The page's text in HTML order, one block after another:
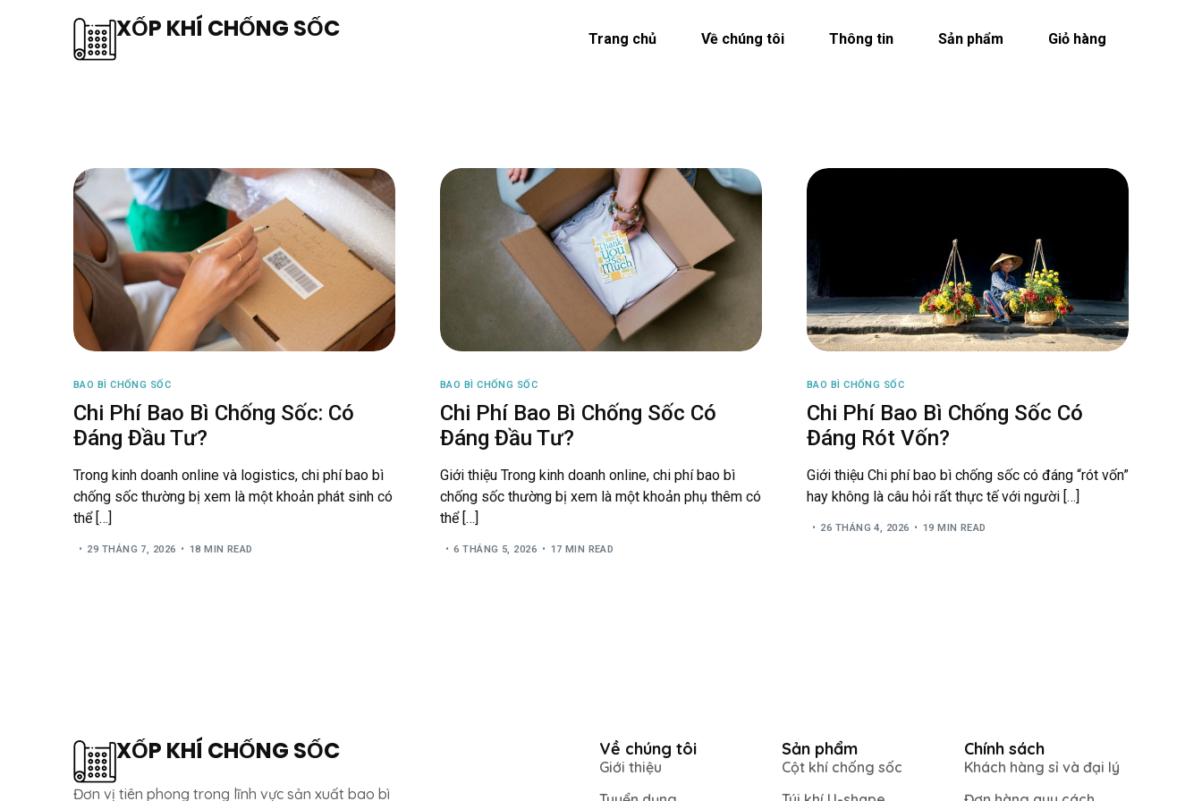
XỐP KHÍ CHỐNG SỐC Trang chủ Về chúng tôi Thông tin Sản phẩm Giỏ hàng
BAO BÌ CHỐNG SỐC
Chi Phí Bao Bì Chống Sốc: Có
Đáng Đầu Tư?
Trong kinh doanh online và logistics, chi phí bao bì
chống sốc thường bị xem là một khoản phát sinh có
thể […]
29 THÁNG 7, 2026 18 MIN READ
BAO BÌ CHỐNG SỐC
Chi Phí Bao Bì Chống Sốc Có
Đáng Đầu Tư?
Giới thiệu Trong kinh doanh online, chi phí bao bì
chống sốc thường bị xem là một khoản phụ thêm có
thể […]
6 THÁNG 5, 2026 17 MIN READ
BAO BÌ CHỐNG SỐC
Chi Phí Bao Bì Chống Sốc Có
Đáng Rót Vốn?
Giới thiệu Chi phí bao bì chống sốc có đáng “rót vốn”
hay không là câu hỏi rất thực tế với người […]
26 THÁNG 4, 2026 19 MIN READ
XỐP KHÍ CHỐNG SỐC
Đơn vị tiên phong trong lĩnh vực sản xuất bao bì
Về chúng tôi
Giới thiệu
Sản phẩm
Cột khí chống sốc
Chính sách
Khách hàng sỉ và đại lý